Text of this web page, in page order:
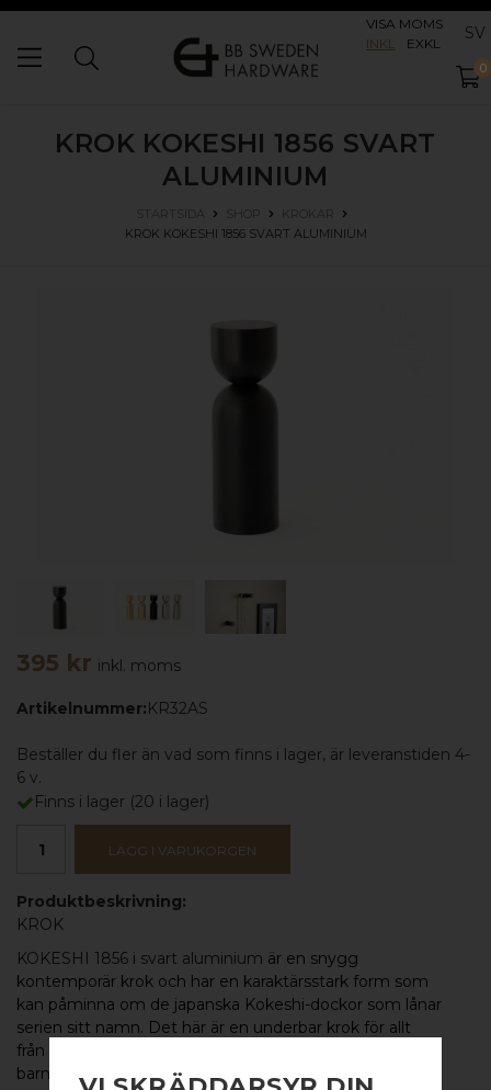
VISA MOMS
INKL
EXKL SV
0
KROK KOKESHI 1856 SVART
ALUMINIUM
STARTSIDA SHOP
KROKAR
KROK KOKESHI 1856 SVART ALUMINIUM
395 kr inkl. moms
Artikelnummer: KR32AS
Beställer du fler än vad som finns i lager, är leveranstiden 4-
6 v.
Finns i lager (20 i lager)
LÄGG I VARUKORGEN
Produktbeskrivning:
KROK
KOKESHI 1856 i svart aluminium är en snygg
kontemporär krok och har en karaktärsstark form som
kan påminna om de japanska Kokeshi-dockor som lånar
serien sitt namn. Det här är en underbar krok för allt
från galgar i kontorets entré som för kläder och annat i
barnkammaren.